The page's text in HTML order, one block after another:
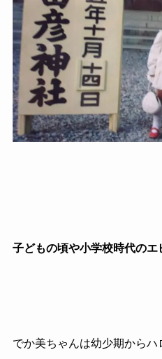
子どもの頃や小学校時代のエ
でか美ちゃんは幼少期から